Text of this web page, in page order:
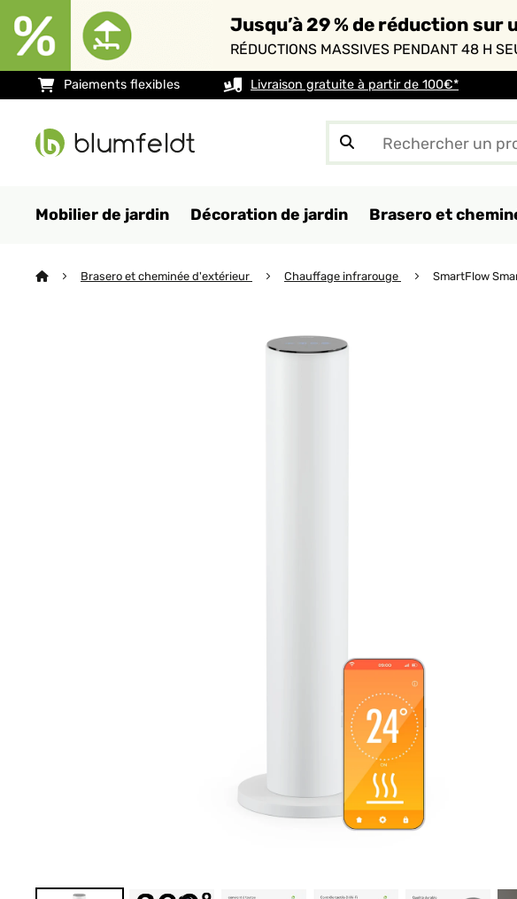
Jusqu’à 29 % de réduction
RÉDUCTIONS MASSIVES PENDANT 48 H
Paiements flexibles Livraison gratuite à partir de 100€*
Mobilier de jardin Décoration de jardin Brasero et
Brasero et cheminée d'extérieur Chauffage infrarouge SmartFlow